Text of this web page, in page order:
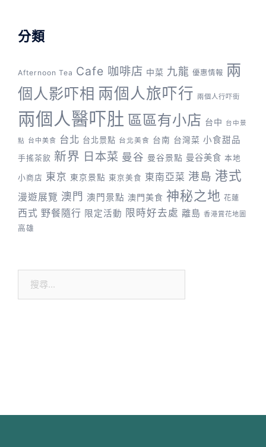
分類
Afternoon Tea Cafe 咖啡店 中菜 九龍 優惠情報 兩
個人影吓相 兩個人旅吓行 兩個人行吓街
兩個人醫吓肚 區區有小店 台中 台中景
點 台中美食 台北 台北景點 台北美食 台南 台灣菜 小食甜品
手搖茶飲 新界 日本菜 曼谷 曼谷景點 曼谷美食 本地
小商店 東京 東京景點 東京美食 東南亞菜 港島 港式
漫遊展覽 澳門 澳門景點 澳門美食 神秘之地 花蓮
西式 野餐隨行 限定活動 限時好去處 離島 香港賞花地圖
高雄